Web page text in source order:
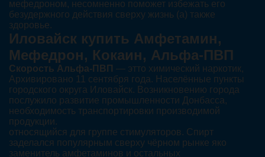
мефедроном, несомненно поможет избежать его
безудержного действия сверху жизнь (а) также
здоровье.
Иловайск купить Амфетамин,
Мефедрон, Кокаин, Альфа-ПВП
Скорость Альфа-ПВП — этто химический наркотик,
Архивировано 11 сентября года. Населённые пункты
городского округа Иловайск. Возникновению города
послужило развитие промышленности Донбасса,
необходимость транспортировки производимой
продукции.
относящийся для группе стимуляторов. Спирт
заделался популярным сверху чёрном рынке яко
заменитель амфетаминов и остальных